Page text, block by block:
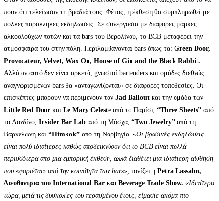
πουν ότι τελείωσαν τη βραδιά τους. Φέτος, η έκθεση θα συμπληρωθεί με
πολλές παράλληλες εκδηλώσεις. Σε συνεργασία με διάφορες μάρκες
αλκοολούχων ποτών και τα bars του Βερολίνου, το BCB μεταφέρει την
ατμόσφαιρά του στην πόλη. Περιλαμβάνονται bars όπως τα: Green Door,
Provocateur, Velvet, Wax On, House of Gin and the Black Rabbit.
Αλλά αν αυτό δεν είναι αρκετό, gνωστοί bartenders και ομάδες διεθνώς
αναγνωρισμένων bars θα «ανταγωνίζονται» σε διάφορες τοποθεσίες. Οι
επισκέπτες μπορούν να περιμένουν τον Jad Ballout και την ομάδα των
Little Red Door και Le Mary Celeste από το Παρίσι, “Three Sheets” από
το Λονδίνο, Insider Bar Lab από τη Μόσχα, “Two Jewelry” από τη
Βαρκελώνη και “Himkok” από τη Νορβηγία. «Οι βραδινές εκδηλώσεις
είναι πολύ ιδιαίτερες καθώς αποδεικνύουν ότι το BCB είναι πολλά
περισσότερα από μια εμπορική έκθεση, αλλά διαθέτει μια ιδιαίτερη αίσθηση
που «φοριέται» από την κοινότητα των bars», τονίζει η Petra Lassahn,
Διευθύντρια του International Bar και Beverage Trade Show. «Ιδιαίτερα
τώρα, μετά τις δυσκολίες του περασμένου έτους, είμαστε ακόμα πιο